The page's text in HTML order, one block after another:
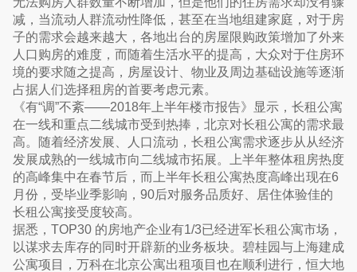
减，当流动人群流动性降低，甚至在当地组建家庭，对于房
子的需求会越来越大，各地出台的房屋限购政策增加了外来
人口购房的难度，而随着生活水平的提高，大众对于住房环
境的要求随之提高，房屋设计、物业及周边基础设施等逐渐
占据人们选择租房的首要考虑元素。
《有“调”不紊——2018年上半年楼市报告》显示，长租公寓
在一线和重点二线城市受到热捧，北京对长租公寓的需求最
高。随着经济发展、人口流动，长租公寓需求逐步从从经济
发展成熟的一线城市向二线城市拓展。上半年整体租房热度
的高峰集中在春节后，而上半年长租公寓热度高峰出现在6
月份，受毕业季影响，90后对服务品质好、居住体验佳的
长租公寓接受度较高。
据悉，TOP30 的房地产企业有1/3已经进军长租公寓市场，
以谋求去库存的同时开辟新的业务板块。碧桂园与上海建成
公寓项目，万科在北京公寓出租项目也在顺利进行，恒大地